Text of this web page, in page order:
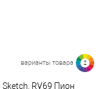
варианты товара 2
RV69 Пион